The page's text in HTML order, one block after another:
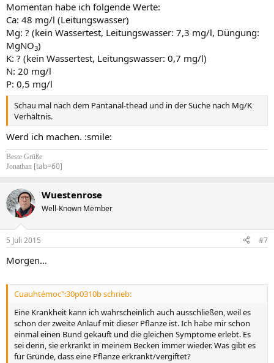
Momentan habe ich folgende Werte:
Ca: 48 mg/l (Leitungswasser)
Mg: ? (kein Wassertest, Leitungswasser: 7,3 mg/l, Düngung:
MgNO3)
K: ? (kein Wassertest, Leitungswasser: 0,7 mg/l)
N: 20 mg/l
P: 0,5 mg/l
Schau mal nach dem Pantanal-thead und in der Suche nach Mg/K
Verhältnis.
Werd ich machen. :smile:
Beste Grüße
Jonathan [tab=60]
Wuestenrose
Well-Known Member
5 Juli 2015 #7
Morgen…
Cuauhtémoc":30p0310b schrieb:
Eine Krankheit kann ich wahrscheinlich auch ausschließen, weil es
schon der zweite Anlauf mit dieser Pflanze ist. Ich habe mir schon
einmal einen Bund gekauft und die gleichen Symptome erlebt. Es
sei denn, sie erkrankt in meinem Becken immer wieder. Was gibt es
für Gründe, dass eine Pflanze erkrankt/vergiftet?